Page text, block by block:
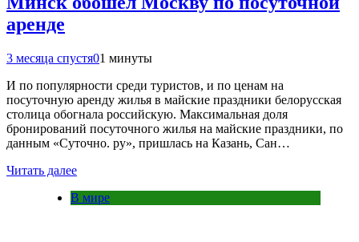
аренде
3 месяца спустя01 минуты
И по популярности среди туристов, и по ценам на
посуточную аренду жилья в майские праздники белорусская
столица обогнала российскую. Максимальная доля
бронирований посуточного жилья на майские праздники, по
данным «Суточно. ру», пришлась на Казань, Сан…
Читать далее
В мире